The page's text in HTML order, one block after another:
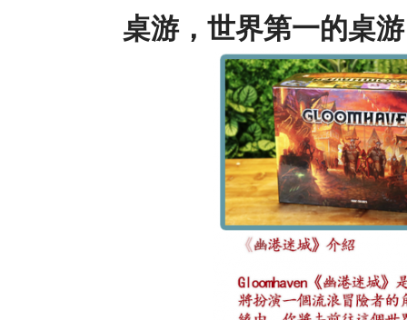
桌游，世界第一的桌游